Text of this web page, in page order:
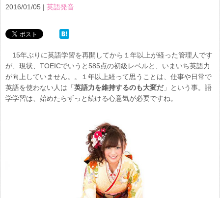
2016/01/05 |英語発音
15年ぶりに英語学習を再開してから１年以上が経った管理人です
が、現状、TOEICでいうと585点の初級レベルと、いまいち英語力
が向上していません。。１年以上経って思うことは、仕事や日常で
英語を使わない人は「英語力を維持するのも大変だ」という事。語
学学習は、始めたらずっと続ける心意気が必要ですね。